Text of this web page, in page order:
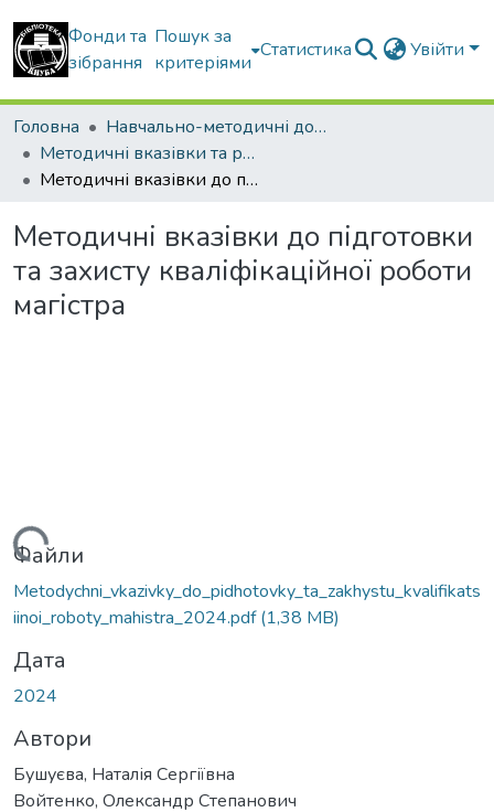
Фонди та
зібрання
Пошук за
критеріями
Статистика Увійти
Головна
Навчально-методичні документи
Методичні вказівки та рекомендації
Методичні вказівки до підготовки та захисту кваліфікаційної роботи магістра
Методичні вказівки до підготовки
та захисту кваліфікаційної роботи
магістра
Вантажиться...
Файли
Metodychni_vkazivky_do_pidhotovky_ta_zakhystu_kvalifikats
iinoi_roboty_mahistra_2024.pdf(1,38 MB)
Дата
2024
Автори
Бушуєва, Наталія Сергіївна
Войтенко, Олександр Степанович